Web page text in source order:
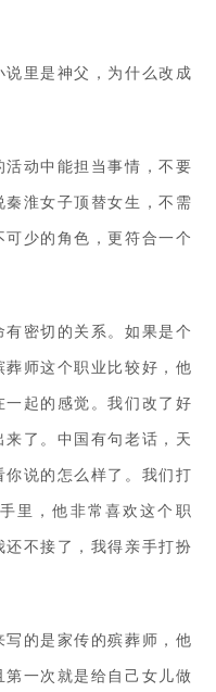
说里是神父，为什么改成
动中能担当事情，不要
淮女子顶替女生，不需
少的角色，更符合一个
密切的关系。如果是个
师这个职业比较好，他
起的感觉。我们改了好
了。中国有句老话，天
说的怎么样了。我们打
里，他非常喜欢这个职
不接了，我得亲手打扮
的是家传的殡葬师，他
一次就是给自己女儿做